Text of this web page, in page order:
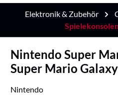
Elektronik & Zubehör
Nintendo Super
Super Mario
Nintendo